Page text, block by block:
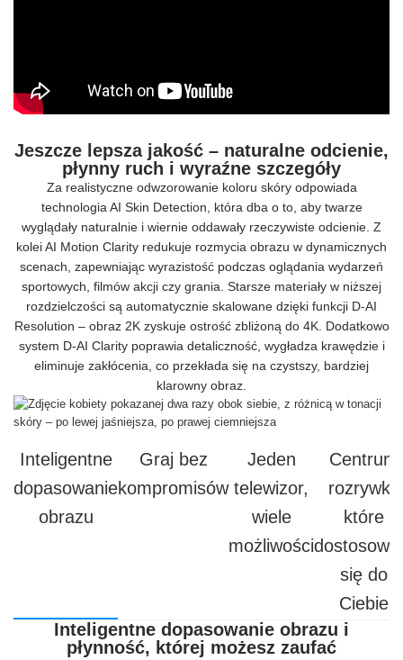
Jeszcze lepsza jakość – naturalne odcienie,
płynny ruch i wyraźne szczegóły
Za realistyczne odwzorowanie koloru skóry odpowiada
technologia AI Skin Detection, która dba o to, aby twarze
wyglądały naturalnie i wiernie oddawały rzeczywiste odcienie. Z
kolei AI Motion Clarity redukuje rozmycia obrazu w dynamicznych
scenach, zapewniając wyrazistość podczas oglądania wydarzeń
sportowych, filmów akcji czy grania. Starsze materiały w niższej
rozdzielczości są automatycznie skalowane dzięki funkcji D-AI
Resolution – obraz 2K zyskuje ostrość zbliżoną do 4K. Dodatkowo
system D-AI Clarity poprawia detaliczność, wygładza krawędzie i
eliminuje zakłócenia, co przekłada się na czystszy, bardziej
klarowny obraz.
Inteligentne
dopasowanie
obrazu
Graj bez
kompromisów
Jeden
telewizor,
wiele
możliwości
Centrum
rozrywki,
które
się do
Ciebie
Inteligentne dopasowanie obrazu i
płynność, której możesz zaufać